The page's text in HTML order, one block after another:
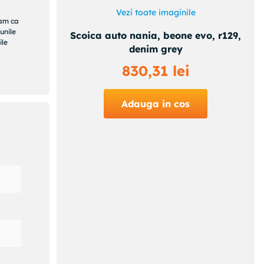
si
ca
Vezi toate imaginile
Scoica auto nania, beone evo, r129,
denim grey
830,31 lei
Adauga in cos